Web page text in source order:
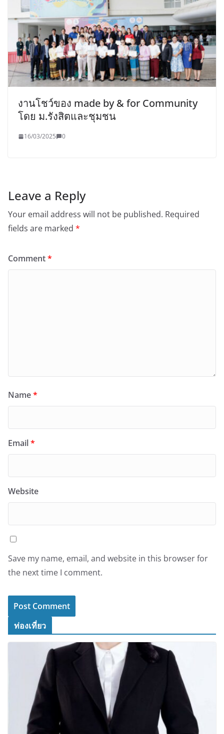
งานโชว์ของ made by & for Community
โดย ม.รังสิตและชุมชน
16/03/2025 0
Leave a Reply
Your email address will not be published. Required
fields are marked *
Comment*
Name*
Email*
Website
Save my name, email, and website in this browser for
the next time I comment.
ท่องเที่ยว